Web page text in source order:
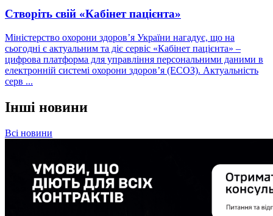
Створіть свій «Кабінет пацієнта»
Міністерство охорони здоровʼя України нагадує, що на
сьогодні є актуальним та діє сервіс «Кабінет пацієнта» –
цифрова платформа для управління персональними даними в
електронній системі охорони здоров’я (ЕСОЗ). Актуальність
серв ...
Інші новини
Всі новини